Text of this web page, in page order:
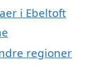
i Ebeltoft
regioner